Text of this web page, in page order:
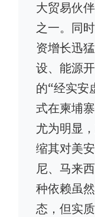
大贸易伙
之一。同
资增长迅
设、能源
的“经实安
式在柬埔
尤为明显
缩其对美
尼、马来
种依赖虽
态，但实